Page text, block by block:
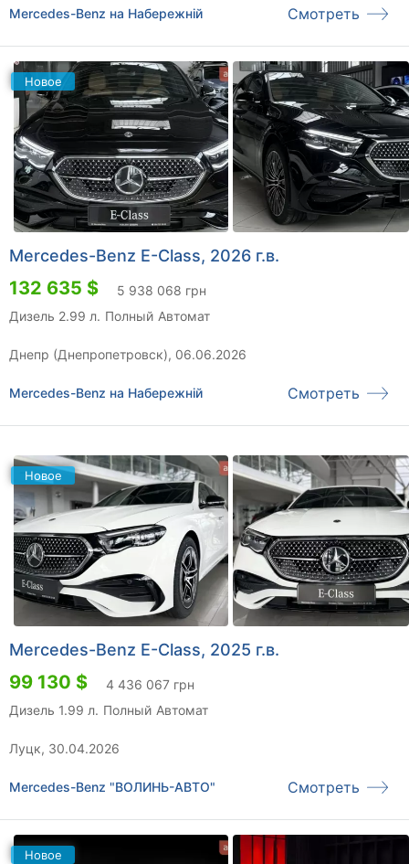
Mercedes-Benz на Набережній Смотреть
Новое
Mercedes-Benz E-Class, 2026 г.в.
132 635 $
5 938 068 грн
Дизель 2.99 л. Полный Автомат
Днепр (Днепропетровск), 06.06.2026
Mercedes-Benz на Набережній Смотреть
Новое
Mercedes-Benz E-Class, 2025 г.в.
99 130 $
4 436 067 грн
Дизель 1.99 л. Полный Автомат
Луцк, 30.04.2026
Mercedes-Benz "ВОЛИНЬ-АВТО" Смотреть
Новое